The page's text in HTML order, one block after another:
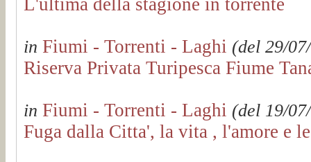
in Fiumi - Torrenti - Laghi (del 29/
Riserva Privata Turipesca Fiume
in Fiumi - Torrenti - Laghi (del 19/
Fuga dalla Citta', la vita , l'amore e